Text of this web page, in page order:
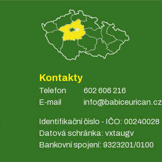
Kontakty
Telefon
E-mail
602 606 216
info@babiceurican.cz
Identifikační číslo - IČO: 00240028
Datová schránka: vxtaugv
Bankovní spojení: 9323201/0100